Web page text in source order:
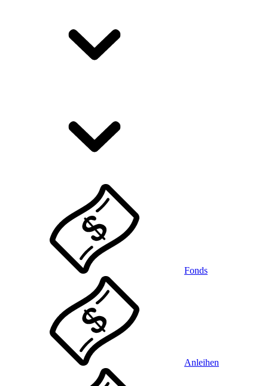
Fonds
Anleihen